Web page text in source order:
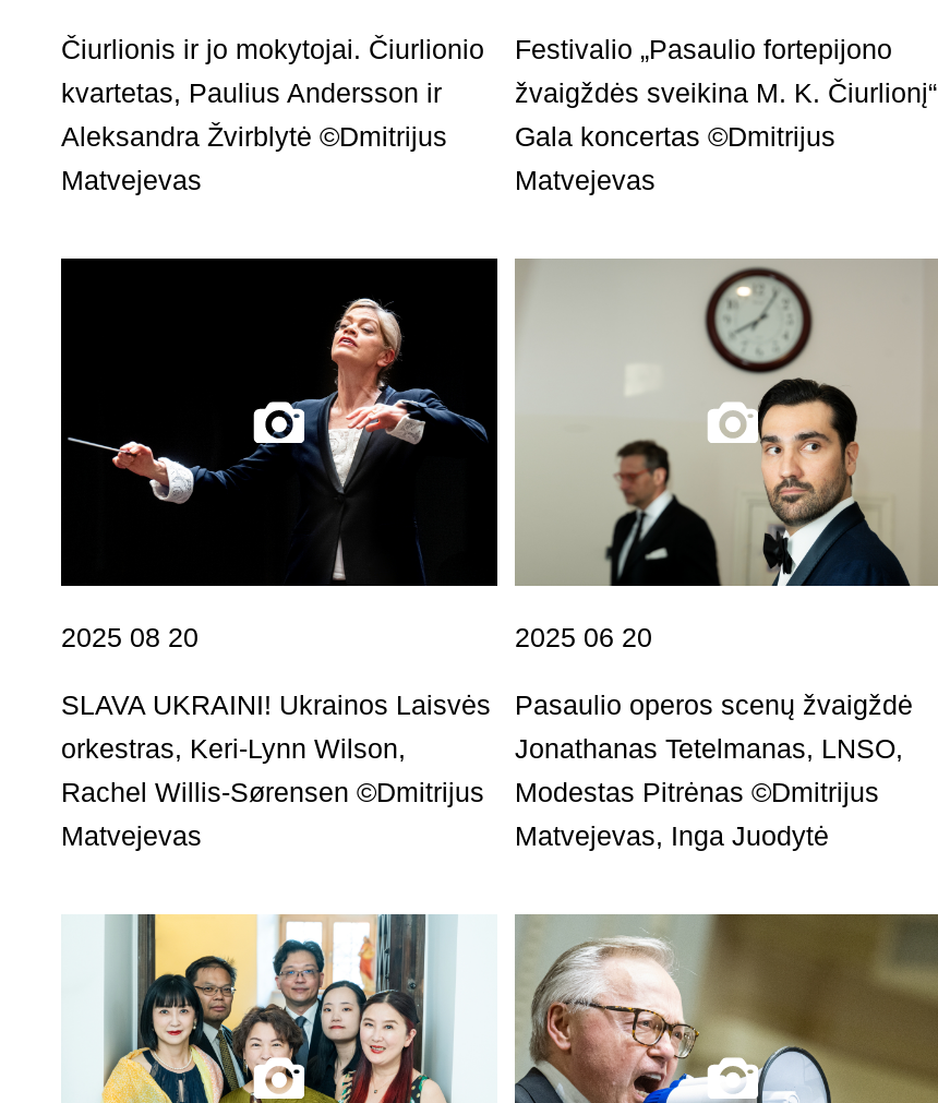
Čiurlionis ir jo mokytojai. Čiurlionio
kvartetas, Paulius Andersson ir
Aleksandra Žvirblytė ©Dmitrijus
Matvejevas
Festivalio „Pasaulio fortepijono
žvaigždės sveikina M. K. Čiurlionį“
Gala koncertas ©Dmitrijus
Matvejevas
2025 08 20
SLAVA UKRAINI! Ukrainos Laisvės
orkestras, Keri-Lynn Wilson,
Rachel Willis-Sørensen ©Dmitrijus
Matvejevas
2025 06 20
Pasaulio operos scenų žvaigždė
Jonathanas Tetelmanas, LNSO,
Modestas Pitrėnas ©Dmitrijus
Matvejevas, Inga Juodytė